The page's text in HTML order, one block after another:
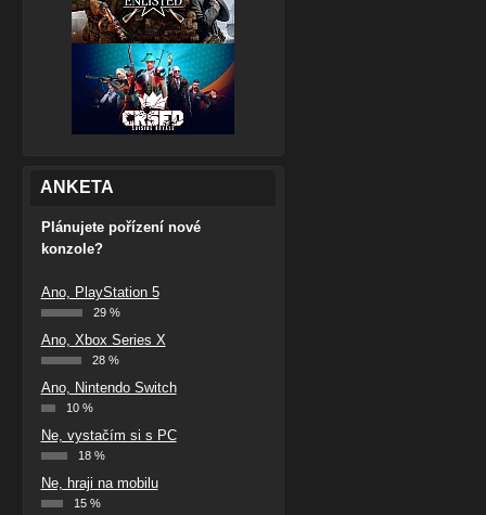
ANKETA
Plánujete pořízení nové
konzole?
Ano, PlayStation 5
29 %
Ano, Xbox Series X
28 %
Ano, Nintendo Switch
10 %
Ne, vystačím si s PC
18 %
Ne, hraji na mobilu
15 %